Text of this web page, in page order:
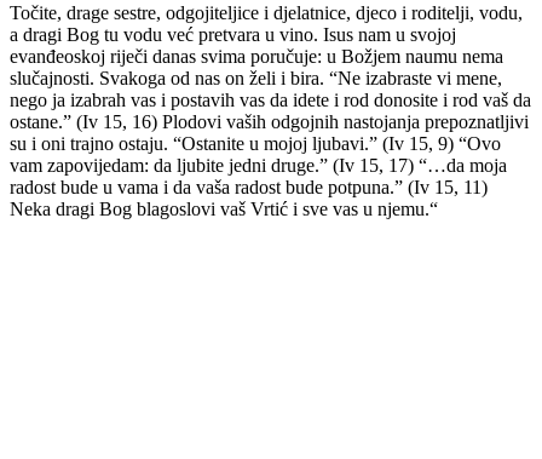
Točite, drage sestre, odgojiteljice i djelatnice, djeco i roditelji, vodu,
a dragi Bog tu vodu već pretvara u vino. Isus nam u svojoj
evanđeoskoj riječi danas svima poručuje: u Božjem naumu nema
slučajnosti. Svakoga od nas on želi i bira. “Ne izabraste vi mene,
nego ja izabrah vas i postavih vas da idete i rod donosite i rod vaš da
ostane.” (Iv 15, 16) Plodovi vaših odgojnih nastojanja prepoznatljivi
su i oni trajno ostaju. “Ostanite u mojoj ljubavi.” (Iv 15, 9) “Ovo
vam zapovijedam: da ljubite jedni druge.” (Iv 15, 17) “…da moja
radost bude u vama i da vaša radost bude potpuna.” (Iv 15, 11)
Neka dragi Bog blagoslovi vaš Vrtić i sve vas u njemu.“